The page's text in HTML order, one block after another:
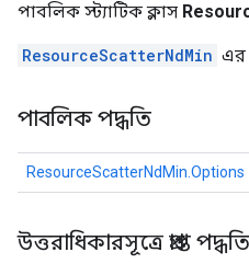
পাবলিক স্ট্যাটিক ক্লাস
ResourceScatterNdMin এর
পাবলিক পদ্ধতি
ResourceScatterNdMin.Options
উত্তরাধিকারসূত্রে প্রাপ্ত পদ্ধতি